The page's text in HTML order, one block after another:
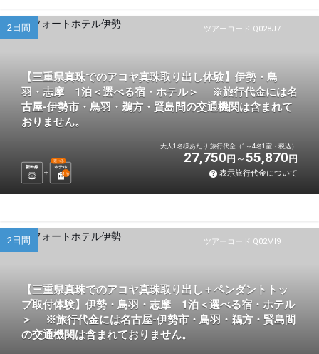
ツアーコード Q028J7
2日間
【三重県真珠でのアコヤ真珠取り出し体験】伊勢・鳥
羽・志摩 1泊＜選べる宿・ホテル＞ ※旅行代金には名
古屋-伊勢市・鳥羽・鵜方・賢島間の交通機関は含まれて
おりません。
新幹線 ホテル
選べる
1 泊
大人1名様あたり 旅行代金（1～4名1室・税込）
27,750 円 55,870 円
表示旅行代金について
ツアーコード Q02MI9
2日間
【三重県真珠でのアコヤ真珠取り出し＋ペンダントトッ
プ取付体験】伊勢・鳥羽・志摩 1泊＜選べる宿・ホテル
＞ ※旅行代金には名古屋-伊勢市・鳥羽・鵜方・賢島間
の交通機関は含まれておりません。